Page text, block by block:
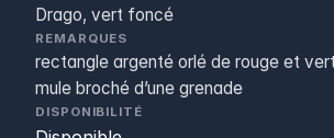
Drago, vert foncé
REMARQUES
rectangle argenté orlé de rouge et
mule broché d’une grenade
DISPONIBILITÉ